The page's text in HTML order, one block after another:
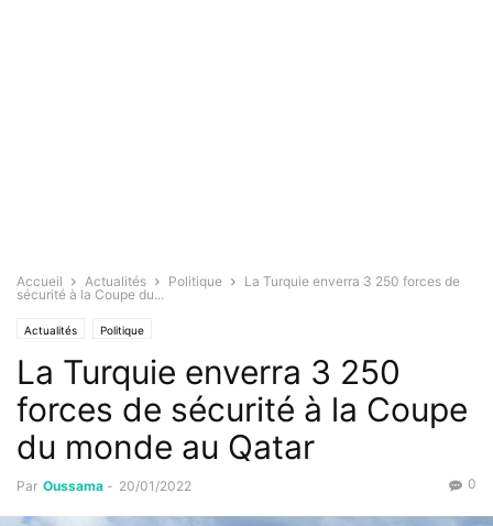
Accueil Actualités Politique
La Turquie enverra 3 250 forces de
sécurité à la Coupe du...
Actualités Politique
La Turquie enverra 3 250
forces de sécurité à la Coupe
du monde au Qatar
Par Oussama - 20/01/2022 0